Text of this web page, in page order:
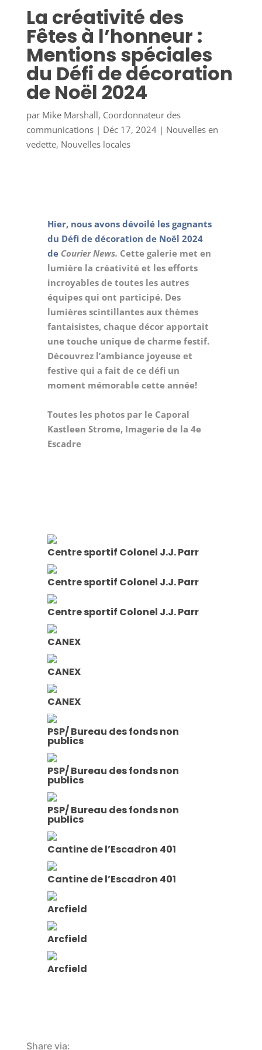
La créativité des
Fêtes à l’honneur :
Mentions spéciales
du Défi de décoration
de Noël 2024
par Mike Marshall, Coordonnateur des
communications| Déc 17, 2024| Nouvelles en
vedette, Nouvelles locales
Hier, nous avons dévoilé les gagnants
du Défi de décoration de Noël 2024
de Courier News. Cette galerie met en
lumière la créativité et les efforts
incroyables de toutes les autres
équipes qui ont participé. Des
lumières scintillantes aux thèmes
fantaisistes, chaque décor apportait
une touche unique de charme festif.
Découvrez l’ambiance joyeuse et
festive qui a fait de ce défi un
moment mémorable cette année!
Toutes les photos par le Caporal
Kastleen Strome, Imagerie de la 4e
Escadre
Centre sportif Colonel J.J. Parr
Centre sportif Colonel J.J. Parr
Centre sportif Colonel J.J. Parr
CANEX
CANEX
CANEX
PSP/ Bureau des fonds non
publics
PSP/ Bureau des fonds non
publics
PSP/ Bureau des fonds non
publics
Cantine de l’Escadron 401
Cantine de l’Escadron 401
Arcfield
Arcfield
Arcfield
Share via: